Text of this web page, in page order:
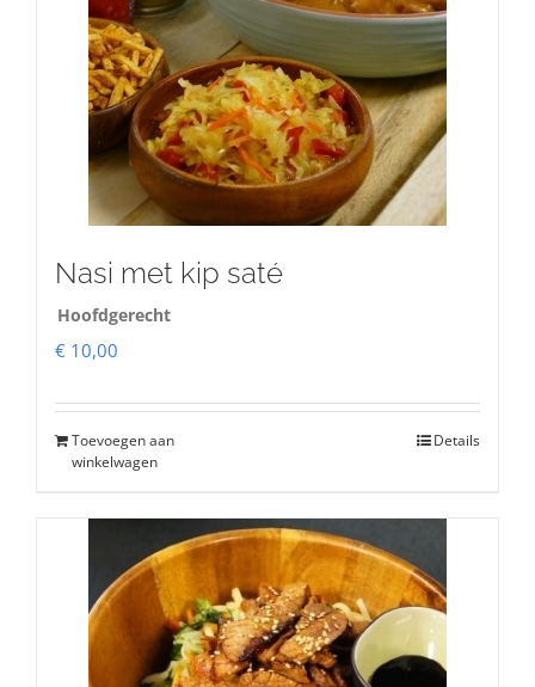
Nasi met kip saté
Hoofdgerecht
€ 10,00
Toevoegen aan
winkelwagen
Details